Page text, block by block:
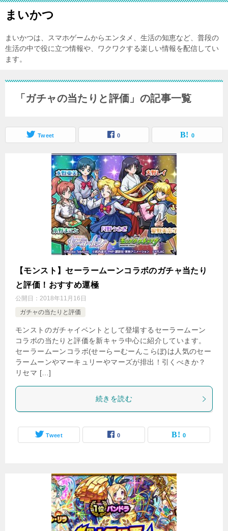
まいかつ
まいかつは、スマホゲームからエンタメ、生活の知恵など、普段の
生活の中で役に立つ情報や、ワクワクする楽しい情報を配信してい
ます。
「ガチャの当たりと評価」の記事一覧
Tweet 0 0
【モンスト】セーラームーンコラボのガチャ当たり
と評価！おすすめ運極
公開日： 2018年11月16日
ガチャの当たりと評価
モンストのガチャイベントとして登場するセーラームーン
コラボの当たりと評価を新キャラ中心に紹介しています。
セーラームーンコラボ(せーらーむーんこらぼ)は人気のセー
ラームーンやマーキュリーやマーズが排出！引くべきか？
リセマ […]
続きを読む
Tweet 0 0